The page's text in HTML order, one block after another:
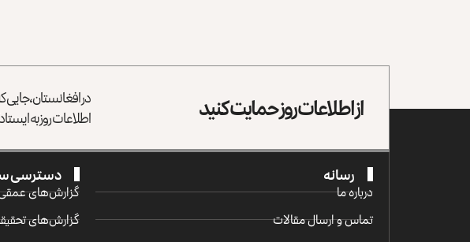
از اطلاعات روز حمایت کنید در افغانستان،
اطلاعات روز به
رسانه
درباره ما
تماس و ارسال مقالات
دسترسی
گزارش‌‌های
گزارش‌های